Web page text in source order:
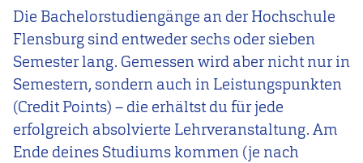
Die Bachelorstudiengänge an der Hochschule
Flensburg sind entweder sechs oder sieben
Semester lang. Gemessen wird aber nicht nur in
Semestern, sondern auch in Leistungspunkten
(Credit Points) – die erhältst du für jede
erfolgreich absolvierte Lehrveranstaltung. Am
Ende deines Studiums kommen (je nach